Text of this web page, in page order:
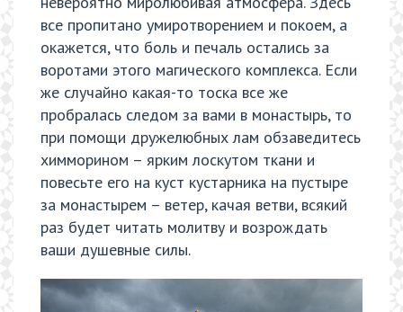
все пропитано умиротворением и покоем, а
окажется, что боль и печаль остались за
воротами этого магического комплекса. Если
же случайно какая-то тоска все же
пробралась следом за вами в монастырь, то
при помощи дружелюбных лам обзаведитесь
химморином – ярким лоскутом ткани и
повесьте его на куст кустарника на пустыре
за монастырем – ветер, качая ветви, всякий
раз будет читать молитву и возрождать
ваши душевные силы.